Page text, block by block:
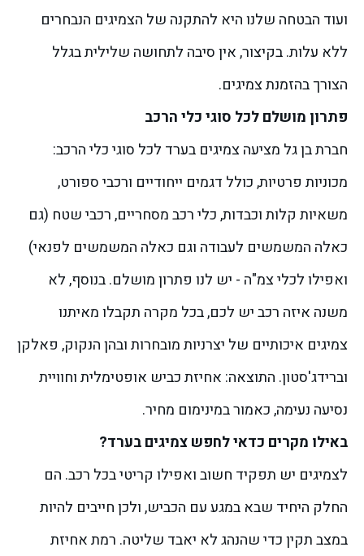
ועוד הבטחה שלנו היא להתקנה של הצמיגים הנבחרים
ללא עלות. בקיצור, אין סיבה לתחושה שלילית בגלל
הצורך בהזמנת צמיגים.
פתרון מושלם לכל סוגי כלי הרכב
חברת בן גל מציעה צמיגים בערד לכל סוגי כלי הרכב:
מכוניות פרטיות, כולל דגמים ייחודיים ורכבי ספורט,
משאיות קלות וכבדות, כלי רכב מסחריים, רכבי שטח (גם
כאלה המשמשים לעבודה וגם כאלה המשמשים לפנאי)
ואפילו לכלי צמ"ה - יש לנו פתרון מושלם.בנוסף, לא
משנה איזה רכב יש לכם, בכל מקרה תקבלו מאיתנו
צמיגים איכותיים של יצרניות מובחרות ובהן הנקוק, פאלקן
וברידג'סטון. התוצאה: אחיזת כביש אופטימלית וחוויית
נסיעה נעימה, כאמור במינימום מחיר.
באילו מקרים כדאי לחפש צמיגים בערד?
לצמיגים יש תפקיד חשוב ואפילו קריטי בכל רכב. הם
החלק היחיד שבא במגע עם הכביש, ולכן חייבים להיות
במצב תקין כדי שהנהג לא יאבד שליטה. רמת אחיזת